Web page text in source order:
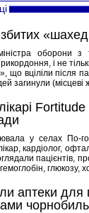
оборони з
і не
що вціліли після
загинули (місцеві
у селах По-
кардіолог,
глюкозу,
аптеки для